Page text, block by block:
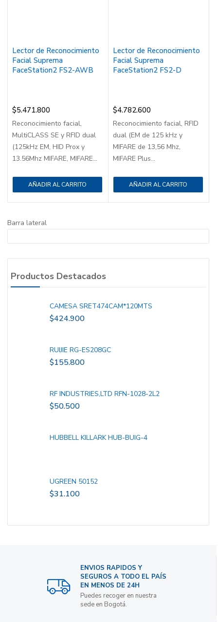
Lector de Reconocimiento
Facial Suprema
FaceStation2 FS2-AWB
$5.471.800
Reconocimiento facial,
MultiCLASS SE y RFID dual
(125kHz EM, HID Prox y
13.56Mhz MIFARE, MIFARE...
AÑADIR AL CARRITO
Lector de Reconocimiento
Facial Suprema
FaceStation2 FS2-D
$4.782.600
Reconocimiento facial, RFID
dual (EM de 125 kHz y
MIFARE de 13,56 Mhz,
MIFARE Plus...
AÑADIR AL CARRITO
Barra lateral
Productos Destacados
CAMESA SRET474CAM*120MTS
$424.900
RUIJIE RG-ES208GC
$155.800
RF INDUSTRIES,LTD RFN-1028-2L2
$50.500
HUBBELL KILLARK HUB-BUIG-4
UGREEN 50152
$31.100
ENVIOS RAPIDOS Y
SEGUROS A TODO EL PAÍS
EN MENOS DE 24H
Puedes recoger en nuestra
sede en Bogotá.